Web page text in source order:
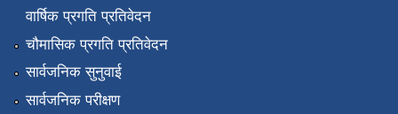
वार्षिक प्रगति प्रतिवेदन
चौमासिक प्रगति प्रतिवेदन
सार्वजनिक सुनुवाई
सार्वजनिक परीक्षण